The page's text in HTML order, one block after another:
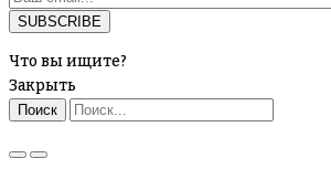
Что вы ищите?
Закрыть
Поиск